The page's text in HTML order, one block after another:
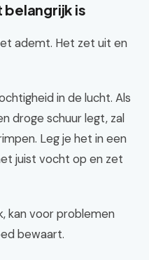
belangrijk is
ademt. Het zet uit en
in de lucht. Als
droge schuur legt, zal
Leg je het in een
juist vocht op en zet
kan voor problemen
bewaart.